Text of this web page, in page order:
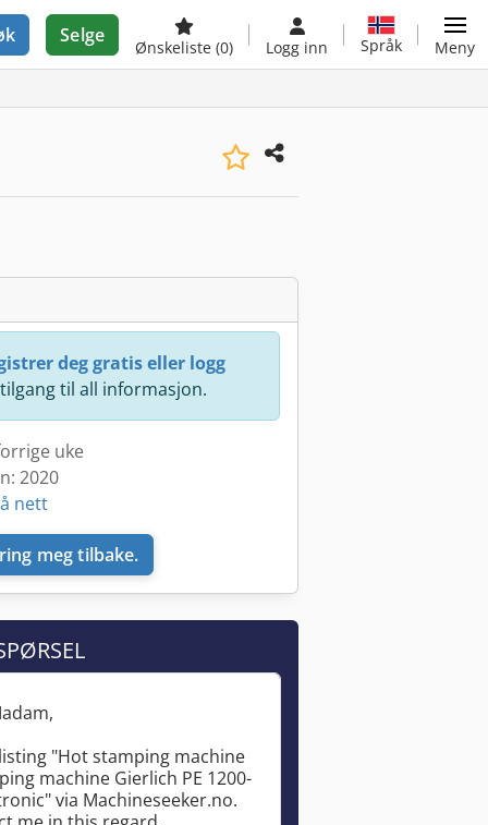
Selge
Ønskeliste (0) Logg inn Språk Meny
deg gratis eller logg
til all informasjon.
uke
2020
nett
meg tilbake.